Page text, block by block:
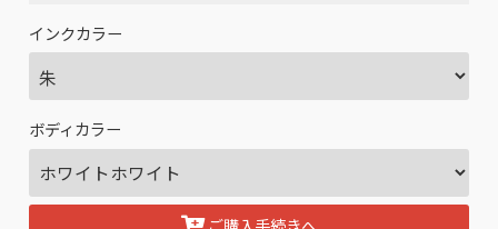
インクカラー
ボディカラー